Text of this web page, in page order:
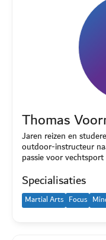
Thomas
Jaren reizen en
outdoor-instructeur
passie voor
Specialisaties
Martial Arts Focus